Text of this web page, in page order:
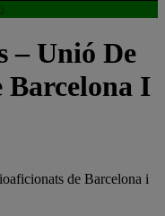
– Unió De
Barcelona I
de Barcelona i